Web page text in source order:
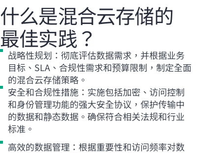
什么是混合云存储的
最佳实践？
战略性规划：彻底评估数据需求，并根据业务
目标、SLA、合规性需求和预算限制，制定全面
的混合云存储策略。
安全和合规性措施：实施包括加密、访问控制
和身份管理功能的强大安全协议，保护传输中
的数据和静态数据。确保符合相关法规和行业
标准。
高效的数据管理：根据重要性和访问频率对数